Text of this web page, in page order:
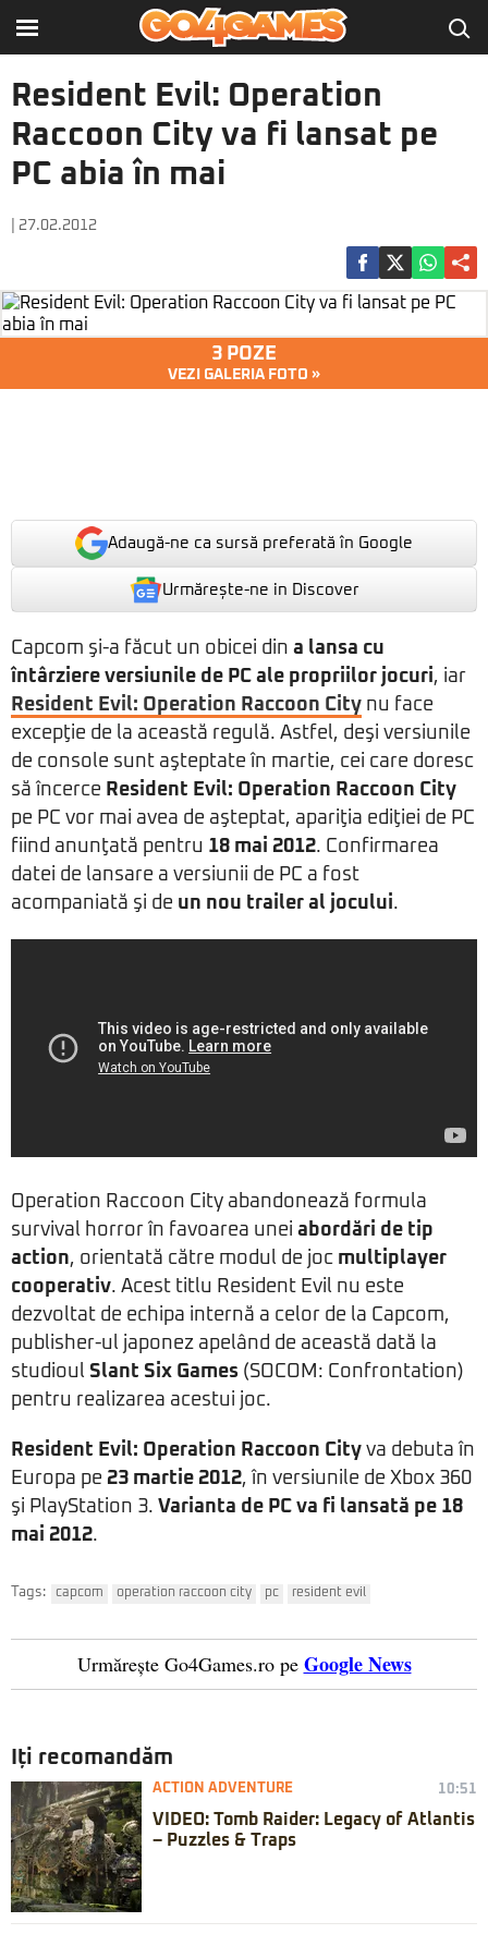
Resident Evil: Operation
Raccoon City va fi lansat pe
PC abia în mai
| 27.02.2012
3 POZE
VEZI GALERIA FOTO »
Adaugă-ne ca sursă preferată în Google
Urmărește-ne in Discover
Capcom şi-a făcut un obicei din a lansa cu
întârziere versiunile de PC ale propriilor jocuri, iar
Resident Evil: Operation Raccoon City nu face
excepţie de la această regulă. Astfel, deşi versiunile
de console sunt aşteptate în martie, cei care doresc
să încerce Resident Evil: Operation Raccoon City
pe PC vor mai avea de aşteptat, apariţia ediţiei de PC
fiind anunţată pentru 18 mai 2012. Confirmarea
datei de lansare a versiunii de PC a fost
acompaniată şi de un nou trailer al jocului.
Operation Raccoon City abandonează formula
survival horror în favoarea unei abordări de tip
action, orientată către modul de joc multiplayer
cooperativ. Acest titlu Resident Evil nu este
dezvoltat de echipa internă a celor de la Capcom,
publisher-ul japonez apelând de această dată la
studioul Slant Six Games (SOCOM: Confrontation)
pentru realizarea acestui joc.
Resident Evil: Operation Raccoon City va debuta în
Europa pe 23 martie 2012, în versiunile de Xbox 360
şi PlayStation 3. Varianta de PC va fi lansată pe 18
mai 2012.
Tags: capcom operation raccoon city pc resident evil
Urmărește Go4Games.ro pe Google News
Iți recomandăm
ACTION ADVENTURE 10:51
VIDEO: Tomb Raider: Legacy of Atlantis
– Puzzles & Traps